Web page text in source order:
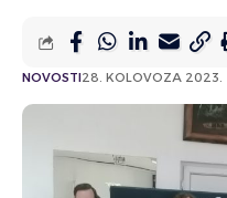
NOVOSTI28. KOLOVOZA 2023.